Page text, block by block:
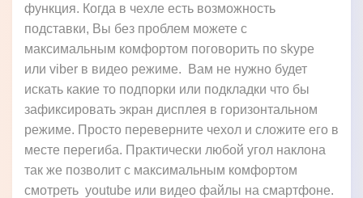
функция. Когда в чехле есть возможность
подставки, Вы без проблем можете с
максимальным комфортом поговорить по skype
или viber в видео режиме. Вам не нужно будет
искать какие то подпорки или подкладки что бы
зафиксировать экран дисплея в горизонтальном
режиме. Просто переверните чехол и сложите его в
месте перегиба. Практически любой угол наклона
так же позволит с максимальным комфортом
смотреть youtube или видео файлы на смартфоне.